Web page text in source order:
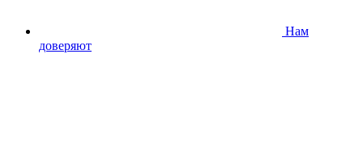
Нам
доверяют